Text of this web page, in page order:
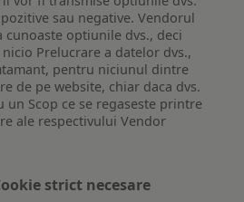
sau negative. Vendorul
cunoaste optiunile dvs., deci
Prelucrare a datelor dvs.,
pentru niciunul dintre
de pe website, chiar daca dvs.
un Scop ce se regaseste printre
ale respectivului Vendor
strict necesare